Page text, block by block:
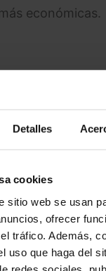
Detalles
cookies
sitio web se usan
ofrecer
tráfico. Además,
uso que haga del
económicas.
cuenta con una